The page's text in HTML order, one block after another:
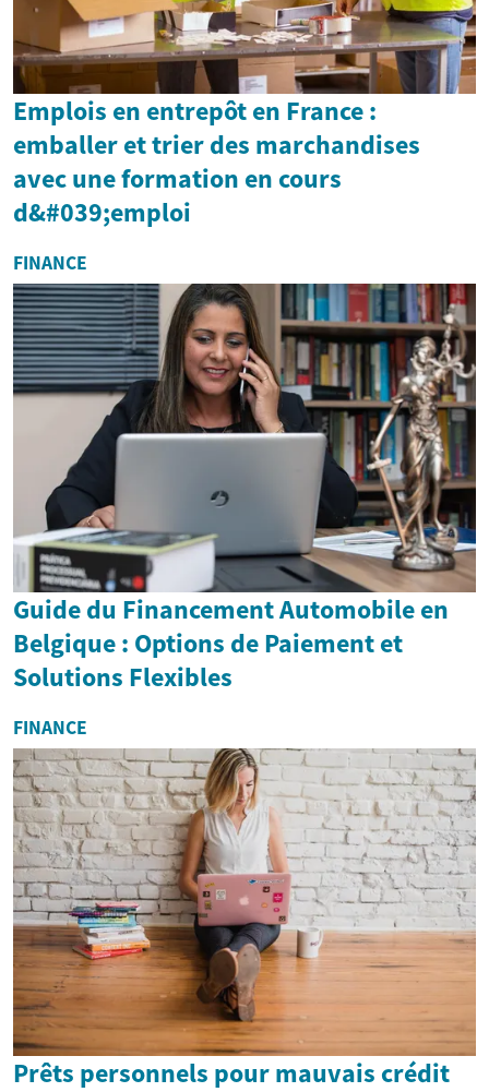
Emplois en entrepôt en France :
emballer et trier des marchandises
avec une formation en cours
d&#039;emploi
FINANCE
Guide du Financement Automobile en
Belgique : Options de Paiement et
Solutions Flexibles
FINANCE
Prêts personnels pour mauvais crédit